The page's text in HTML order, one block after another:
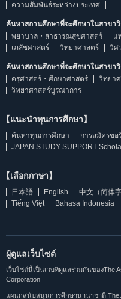
ความสัมพันธ์ระหว่างประเทศ
ค้นหาสถานศึกษาที่จะศึกษาในสาขา
พยาบาล・สาธารณสุขศาสตร์
แ
เภสัชศาสตร์
วิทยาศาสตร์ วิศ
ค้นหาสถานศึกษาที่จะศึกษาในสาขา
ครุศาสตร์・ศึกษาศาสตร์
วิทยา
วิทยาศาสตร์บูรณาการ
【แนะนำทุนการศึกษา】
ค้นหาทุนการศึกษา
การสมัครข
JAPAN STUDY SUPPORT
【เลือกภาษา】
日本語 English 中文（简体字
Tiếng Việt
Bahasa Indonesia
ผู้ดูแลเว็บไซต์
เว็บไซต์นี้เป็นเวบที่ดูแลร่วมกันของThe
Corporation
แผนกสนับสนุนการศึกษานานาชาติ The